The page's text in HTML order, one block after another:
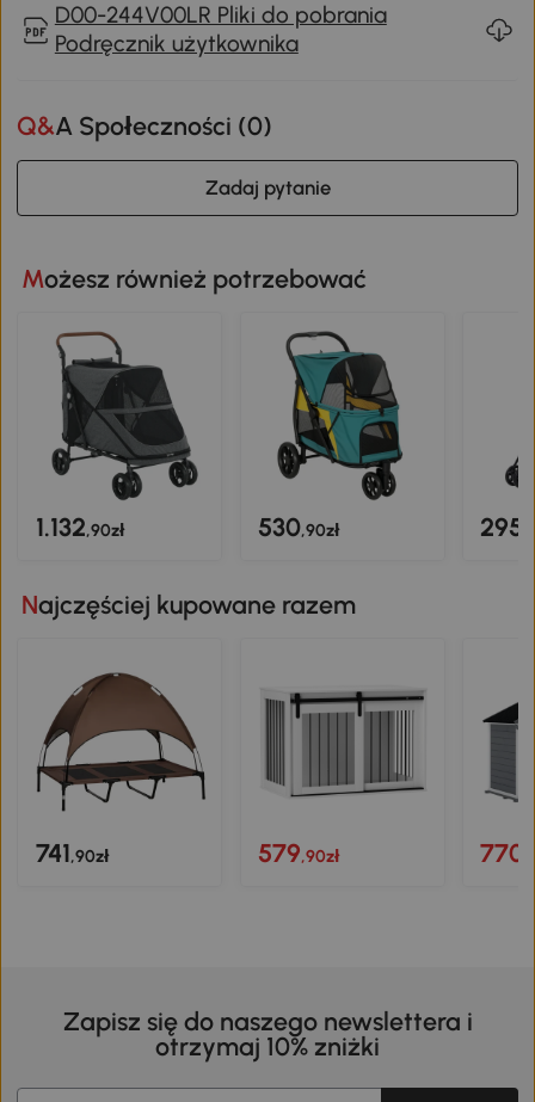
D00-244V00LR Pliki do pobrania
Podręcznik użytkownika
Q&A Społeczności (0)
Zadaj pytanie
Możesz również potrzebować
1.132,90zł 530,90zł 295
Najczęściej kupowane razem
741,90zł 579,90zł 770
Zapisz się do naszego newslettera i
otrzymaj 10% zniżki